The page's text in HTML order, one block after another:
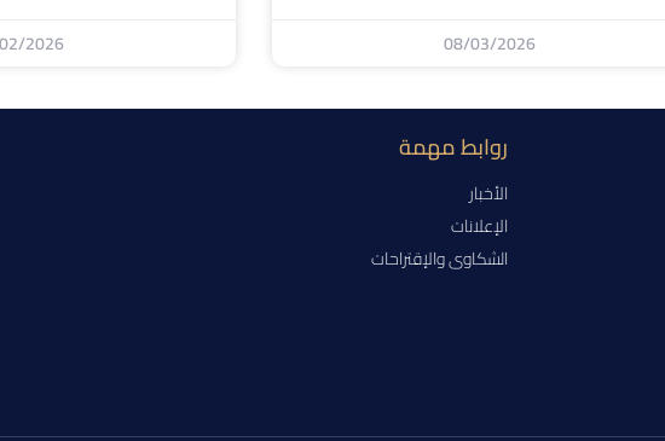
08/03/2026
2026
روابط مهمة
الأخبار
الإعلانات
الشكاوى والإقتراحات